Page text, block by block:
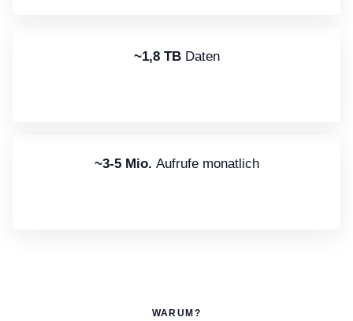
~1,8 TB Daten
~3-5 Mio. Aufrufe monatlich
WARUM?